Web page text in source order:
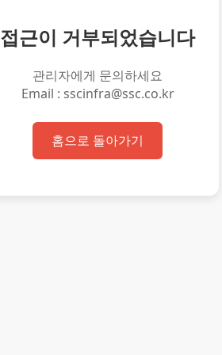
접근이 거부되었습니다
관리자에게 문의하세요
Email : sscinfra@ssc.co.kr
홈으로 돌아가기